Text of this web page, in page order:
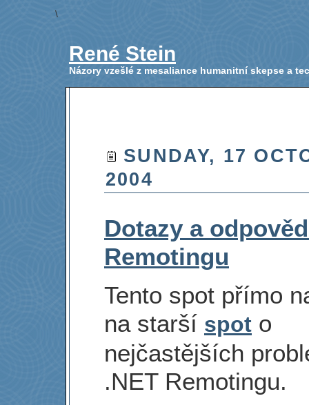
\
René Stein
Názory vzešlé z mesaliance humanitní skepse a
SUNDAY, 17
2004
Dotazy a
Remotingu
Tento spot přímo
na starší spot o
nejčastějších
.NET Remotingu.